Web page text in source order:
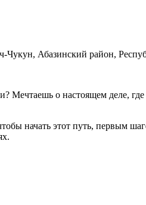
Абазинский район,
о настоящем деле,
начать этот путь, первым